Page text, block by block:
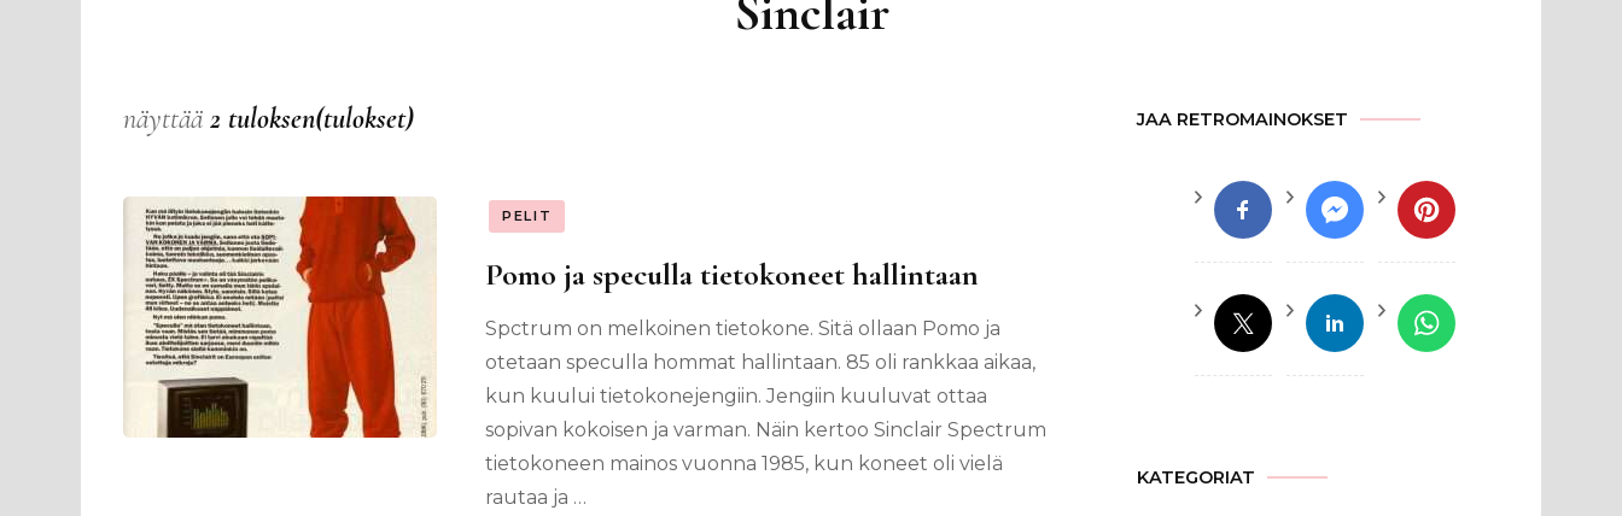
näyttää 2 tuloksen(tulokset)
PELIT
Pomo ja speculla tietokoneet hallintaan
Spctrum on melkoinen tietokone. Sitä ollaan Pomo ja
otetaan speculla hommat hallintaan. 85 oli rankkaa aikaa,
kun kuului tietokonejengiin. Jengiin kuuluvat ottaa
sopivan kokoisen ja varman. Näin kertoo Sinclair Spectrum
tietokoneen mainos vuonna 1985, kun koneet oli vielä
rautaa ja …
JAA RETROMAINOKSET
KATEGORIAT